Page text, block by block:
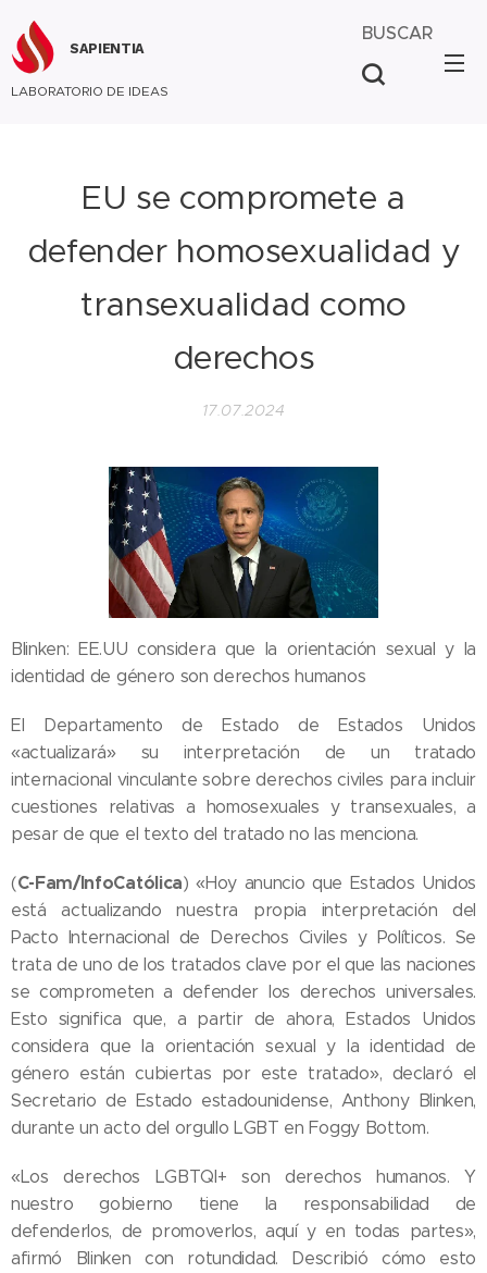
SAPIENTIA
LABORATORIO DE IDEAS
BUSCAR
EU se compromete a
defender homosexualidad y
transexualidad como
derechos
17.07.2024
Blinken: EE.UU considera que la orientación sexual y la
identidad de género son derechos humanos
El Departamento de Estado de Estados Unidos
«actualizará» su interpretación de un tratado
internacional vinculante sobre derechos civiles para incluir
cuestiones relativas a homosexuales y transexuales, a
pesar de que el texto del tratado no las menciona.
(C-Fam/InfoCatólica) «Hoy anuncio que Estados Unidos
está actualizando nuestra propia interpretación del
Pacto Internacional de Derechos Civiles y Políticos. Se
trata de uno de los tratados clave por el que las naciones
se comprometen a defender los derechos universales.
Esto significa que, a partir de ahora, Estados Unidos
considera que la orientación sexual y la identidad de
género están cubiertas por este tratado», declaró el
Secretario de Estado estadounidense, Anthony Blinken,
durante un acto del orgullo LGBT en Foggy Bottom.
«Los derechos LGBTQI+ son derechos humanos. Y
nuestro gobierno tiene la responsabilidad de
defenderlos, de promoverlos, aquí y en todas partes»,
afirmó Blinken con rotundidad. Describió cómo esto